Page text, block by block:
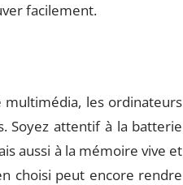
facilement.
multimédia, les ordinateurs
Soyez attentif à la batterie
aussi à la mémoire vive et
choisi peut encore rendre